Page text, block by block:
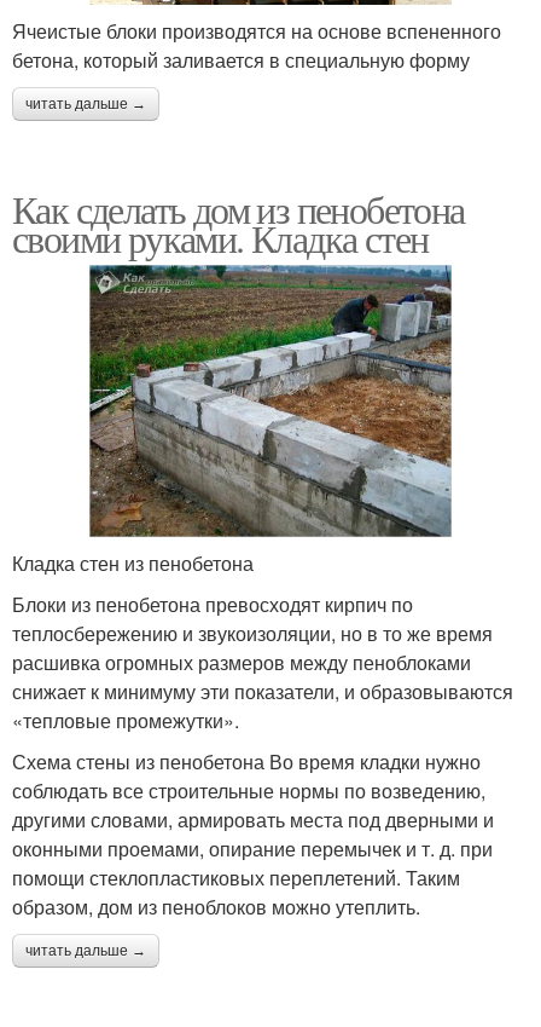
Ячеистые блоки производятся на основе вспененного
бетона, который заливается в специальную форму
читать дальше →
Как сделать дом из пенобетона
своими руками. Кладка стен
Кладка стен из пенобетона
Блоки из пенобетона превосходят кирпич по
теплосбережению и звукоизоляции, но в то же время
расшивка огромных размеров между пеноблоками
снижает к минимуму эти показатели, и образовываются
«тепловые промежутки».
Схема стены из пенобетона Во время кладки нужно
соблюдать все строительные нормы по возведению,
другими словами, армировать места под дверными и
оконными проемами, опирание перемычек и т. д. при
помощи стеклопластиковых переплетений. Таким
образом, дом из пеноблоков можно утеплить.
читать дальше →